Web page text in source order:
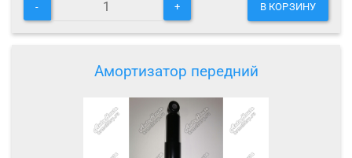
- + В КОРЗИНУ
Амортизатор передний